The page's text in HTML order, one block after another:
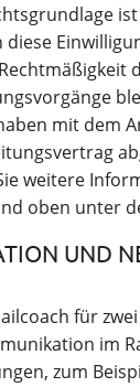
diese
mit dem
weitere
oben unter
UND
für
im
zum